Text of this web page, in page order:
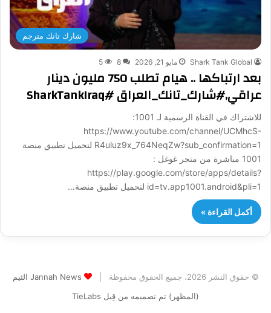
شارك تانك مترجم
Shark Tank Global مايو 21, 2026 8
5
بعد ارتباكها .. هيام تطلب 750 مليون دينار
عراقي,#شارك_تانك_العراق #SharkTankIraq
للاشتراك في القناة الرسمية لـ 1001:
https://www.youtube.com/channel/UCMhcS-
R4uluz9x_764NeqZw?sub_confirmation=1 لتحميل تطبيق منصة
1001 مباشرة من متجر غوغل :
https://play.google.com/store/apps/details?
id=tv.app1001.android&pli=1 لتحميل تطبيق منصة…
أكمل القراءة »
© حقوق النشر 2026، جميع الحقوق محفوظة |
Jannah News الثيم
(المظهر) تم تصميمه من قِبل TieLabs